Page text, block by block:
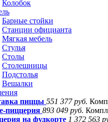
Колобок
Барные стойки
Станции официанта
Мягкая мебель
Стулья
Столы
Столешницы
Подстолья
Вешалки
пиццы 551 377 руб.
пиццерия 893 049 руб.
на фудкорте 1 372 563